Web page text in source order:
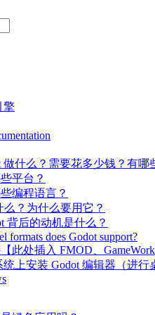
擎
做什么？需要花多少钱？有哪
平台？
编程语言？
么？为什么要用它？
背后的动机是什么？
formats does Godot support?
此处插入 FMOD、
上安装 Godot 编辑器（进行